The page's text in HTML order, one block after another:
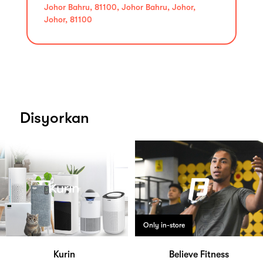
Johor Bahru, 81100, Johor Bahru, Johor,
Johor, 81100
Disyorkan
Kurin
Only in-store
Believe Fitness